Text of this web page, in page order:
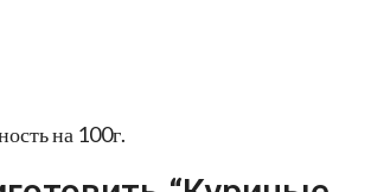
на 100г.